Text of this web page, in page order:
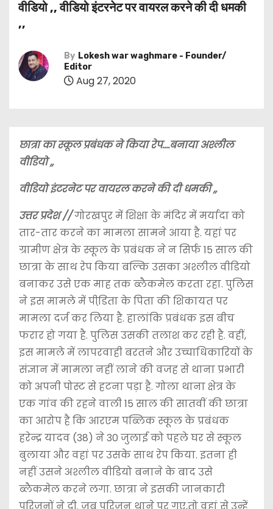
वीडियो ,, वीडियो इंटरनेट पर वायरल करने की दी धमकी
,,
By Lokesh war waghmare - Founder/
Editor
Aug 27, 2020
छात्रा का स्कूल प्रबंधक ने किया रेप….बनाया अश्लील
वीडियो ,,
वीडियो इंटरनेट पर वायरल करने की दी धमकी ,,
उत्तर प्रदेश //गोरखपुर में शिक्षा के मंदिर में मर्यादा को
तार-तार करने का मामला सामने आया है. यहां पर
ग्रामीण क्षेत्र के स्कूल के प्रबंधक ने न सिर्फ 15 साल की
छात्रा के साथ रेप किया बल्कि उसका अश्लील वीडियो
बनाकर उसे एक माह तक ब्लैकमेल करता रहा. पुलिस
ने इस मामले में पीडि़ता के पिता की शिकायत पर
मामला दर्ज कर लिया है. हालांकि प्रबंधक इस बीच
फरार हो गया है. पुलिस उसकी तलाश कर रही है. वहीं,
इस मामले में लापरवाही बरतने और उच्चाधिकारियों के
संज्ञान में मामला नहीं लाने की वजह से थाना प्रभारी
को अपनी पोस्ट से हटना पड़ा है. गोला थाना क्षेत्र के
एक गांव की रहने वाली 15 साल की सातवीं की छात्रा
का आरोप है कि आरएम पब्लिक स्कूल के प्रबंधक
हरेन्द्र यादव (38) ने 30 जुलाई को पहले घर से स्कूल
बुलाया और वहां पर उसके साथ रेप किया. इतना ही
नहीं उसने अश्लील वीडियो बनाने के बाद उसे
ब्लैकमेल करने लगा. छात्रा ने इसकी जानकारी